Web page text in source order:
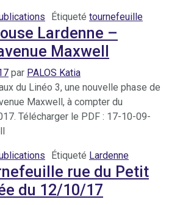
Étiqueté tournefeuille
Lardenne –
Maxwell
par PALOS Katia
du Linéo 3, une nouvelle phase de
Maxwell, à compter du
Télécharger le PDF : 17-10-09-
Étiqueté Lardenne
rue du Petit
du 12/10/17